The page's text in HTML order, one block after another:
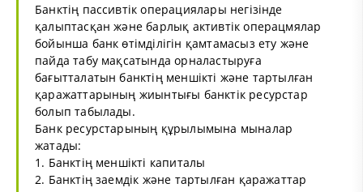
Банктің пассивтік операциялары негізінде
қалыптасқан және барлық активтік операцмялар
бойынша банк өтімділігін қамтамасыз ету және
пайда табу мақсатында орналастыруға
бағытталатын банктің меншікті және тартылған
қаражаттарының жиынтығы банктік ресурстар
болып табылады.
Банк ресурстарының құрылымына мыналар
жатады:
1. Банктің меншікті капиталы
2. Банктің заемдік және тартылған қаражаттар